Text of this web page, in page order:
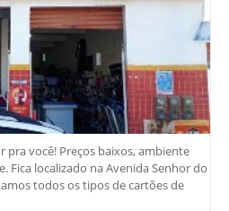
pra você! Preços baixos, ambiente
Fica localizado na Avenida Senhor do
todos os tipos de cartões de